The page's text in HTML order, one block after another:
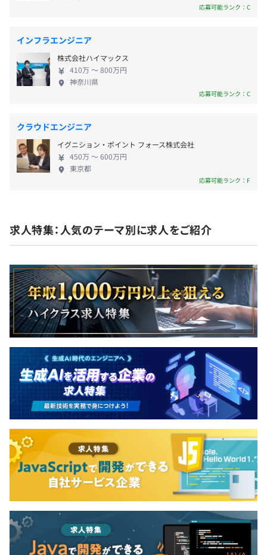
相談の上、ご希望のマシンを支給いたします。
私たちは、社員一人ひとりが自分らしく活躍できる環境と
成長を大切にし、1on1などの対話を通じて最適なキャリ
アパスを見つけるサポートを行っています。
自分の興味や強みに応じて、多様なキャリアパスを歩むこ
とが可能です。
■ スペシャリスト
技術分野に特化し、専門性を高めながらチームをリードす
る役割です。特定の分野に深く関わり、課題解決を進める
エキスパートとして活躍できます。
■ マネジメント
組織運営に関わるキャリアです。
ヒューマンマネジメントや、プロジェクトの資源・資産・
リスク管理などを担当し、チームや組織全体を支えるポジ
ションです。
契約更新の判断基準
契約の更新は、本人の能力、業務量、業務成績、勤務態
度、会社の経営状況により総合的に判断する
契約更新の上限
上限の定めなし
ティ対策、ビルド環境の整備やデプロイメントパイ
れによってアプリケーション開発者がやることは開
発したソースコードをGitHubへpushするだけにな
り、本番グレードのインフラでアプリケーションを
すぐに公開できます。 【受託プロジェクト】 受託案
件ではインフラ関連を中心に、ヒアリングからサー
企業様が本業に専念できるよう、インフラの専門家
として、多岐にわたるサービスをカスタマイズして
提供しており、幅広い経験・知識・技術を身につけ
られます。
応募可能ランク：C
インフラエンジニア
株式会社ハイマックス
410万 〜 800万円
神奈川県
応募可能ランク：C
クラウドエンジニア
イグニション・ポイント フォース株式会社
450万 〜 600万円
東京都
応募可能ランク：F
求人特集：人気のテーマ別に求人をご紹介